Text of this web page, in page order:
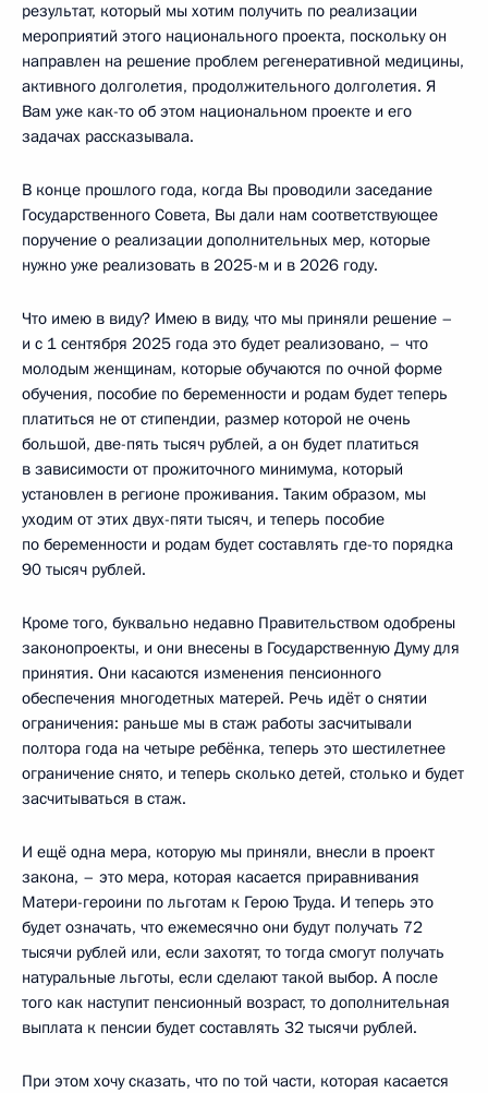
результат, который мы хотим получить по реализации
мероприятий этого национального проекта, поскольку он
направлен на решение проблем регенеративной медицины,
активного долголетия, продолжительного долголетия. Я
Вам уже как-то об этом национальном проекте и его
задачах рассказывала.
В конце прошлого года, когда Вы проводили заседание
Государственного Совета, Вы дали нам соответствующее
поручение о реализации дополнительных мер, которые
нужно уже реализовать в 2025-м и в 2026 году.
Что имею в виду? Имею в виду, что мы приняли решение –
и с 1 сентября 2025 года это будет реализовано, – что
молодым женщинам, которые обучаются по очной форме
обучения, пособие по беременности и родам будет теперь
платиться не от стипендии, размер которой не очень
большой, две-пять тысяч рублей, а он будет платиться
в зависимости от прожиточного минимума, который
установлен в регионе проживания. Таким образом, мы
уходим от этих двух-пяти тысяч, и теперь пособие
по беременности и родам будет составлять где-то порядка
90 тысяч рублей.
Кроме того, буквально недавно Правительством одобрены
законопроекты, и они внесены в Государственную Думу для
принятия. Они касаются изменения пенсионного
обеспечения многодетных матерей. Речь идёт о снятии
ограничения: раньше мы в стаж работы засчитывали
полтора года на четыре ребёнка, теперь это шестилетнее
ограничение снято, и теперь сколько детей, столько и будет
засчитываться в стаж.
И ещё одна мера, которую мы приняли, внесли в проект
закона, – это мера, которая касается приравнивания
Матери-героини по льготам к Герою Труда. И теперь это
будет означать, что ежемесячно они будут получать 72
тысячи рублей или, если захотят, то тогда смогут получать
натуральные льготы, если сделают такой выбор. А после
того как наступит пенсионный возраст, то дополнительная
выплата к пенсии будет составлять 32 тысячи рублей.
При этом хочу сказать, что по той части, которая касается